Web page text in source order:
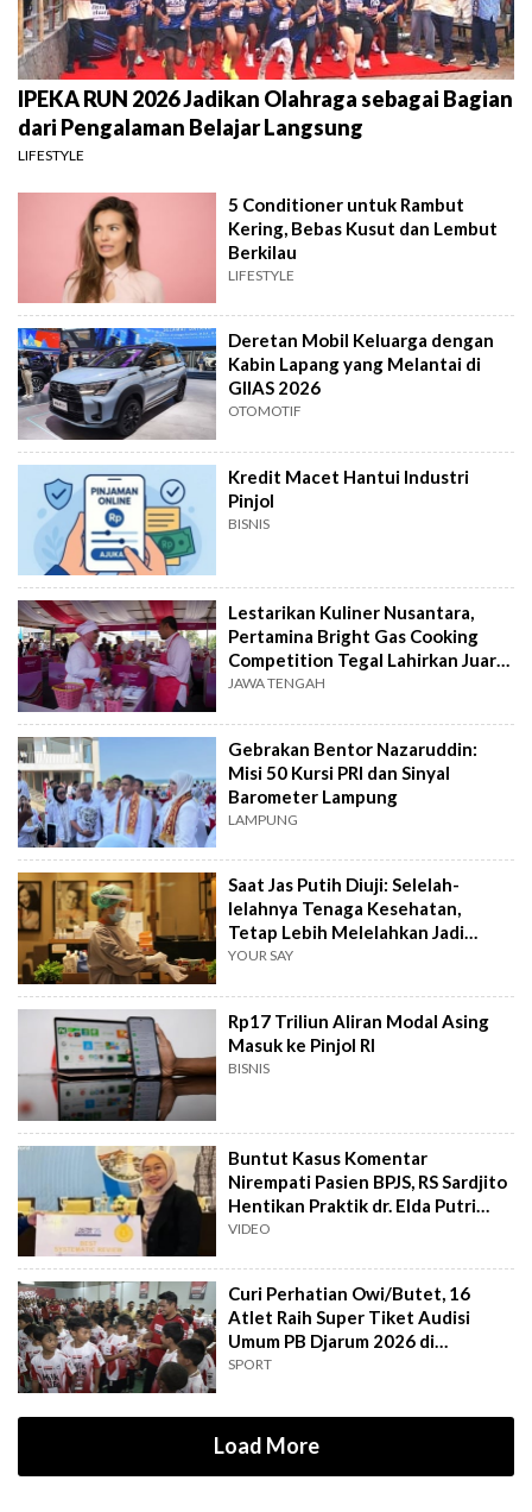
IPEKA RUN 2026 Jadikan Olahraga sebagai Bagian
dari Pengalaman Belajar Langsung
LIFESTYLE
5 Conditioner untuk Rambut
Kering, Bebas Kusut dan Lembut
Berkilau
LIFESTYLE
Deretan Mobil Keluarga dengan
Kabin Lapang yang Melantai di
GIIAS 2026
OTOMOTIF
Kredit Macet Hantui Industri
Pinjol
BISNIS
Lestarikan Kuliner Nusantara,
Pertamina Bright Gas Cooking
Competition Tegal Lahirkan Juara
Baru
JAWA TENGAH
Gebrakan Bentor Nazaruddin:
Misi 50 Kursi PRI dan Sinyal
Barometer Lampung
LAMPUNG
Saat Jas Putih Diuji: Selelah-
lelahnya Tenaga Kesehatan,
Tetap Lebih Melelahkan Jadi
Pasien
YOUR SAY
Rp17 Triliun Aliran Modal Asing
Masuk ke Pinjol RI
BISNIS
Buntut Kasus Komentar
Nirempati Pasien BPJS, RS Sardjito
Hentikan Praktik dr. Elda Putri
Rahard
VIDEO
Curi Perhatian Owi/Butet, 16
Atlet Raih Super Tiket Audisi
Umum PB Djarum 2026 di
Makassar
SPORT
Load More